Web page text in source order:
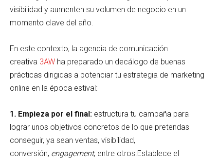
visibilidad y aumenten su volumen de negocio en un
momento clave del año.
En este contexto, la agencia de comunicación
creativa 3AW ha preparado un decálogo de buenas
prácticas dirigidas a potenciar tu estrategia de marketing
online en la época estival:
1. Empieza por el final: estructura tu campaña para
lograr unos objetivos concretos de lo que pretendas
conseguir, ya sean ventas, visibilidad,
conversión, engagement, entre otros.Establece el